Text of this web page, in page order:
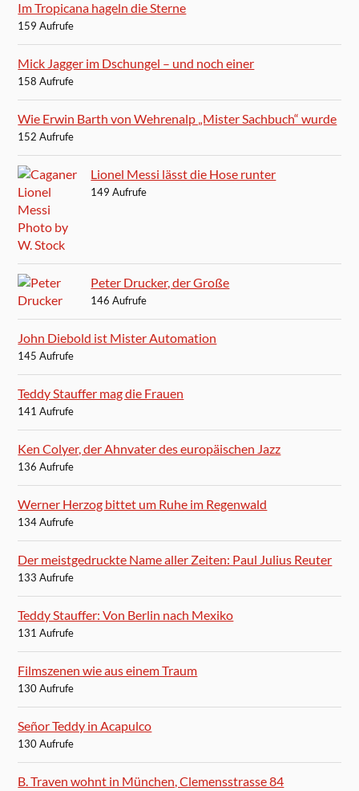
Im Tropicana hageln die Sterne
159 Aufrufe
Mick Jagger im Dschungel – und noch einer
158 Aufrufe
Wie Erwin Barth von Wehrenalp „Mister Sachbuch“ wurde
152 Aufrufe
Lionel Messi lässt die Hose runter
149 Aufrufe
Peter Drucker, der Große
146 Aufrufe
John Diebold ist Mister Automation
145 Aufrufe
Teddy Stauffer mag die Frauen
141 Aufrufe
Ken Colyer, der Ahnvater des europäischen Jazz
136 Aufrufe
Werner Herzog bittet um Ruhe im Regenwald
134 Aufrufe
Der meistgedruckte Name aller Zeiten: Paul Julius Reuter
133 Aufrufe
Teddy Stauffer: Von Berlin nach Mexiko
131 Aufrufe
Filmszenen wie aus einem Traum
130 Aufrufe
Señor Teddy in Acapulco
130 Aufrufe
B. Traven wohnt in München, Clemensstrasse 84